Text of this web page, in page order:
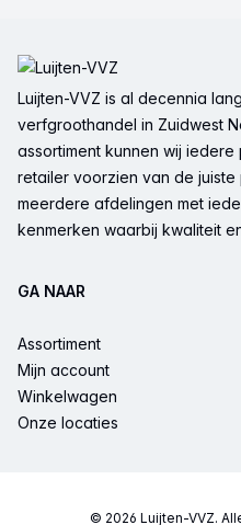
Luijten-VVZ is al decennia
verfgroothandel in Zuidwest
assortiment kunnen wij
retailer voorzien van de juiste
meerdere afdelingen met
kenmerken waarbij kwaliteit
GA NAAR
Assortiment
Mijn account
Winkelwagen
Onze locaties
© 2026 Luijten-VVZ.